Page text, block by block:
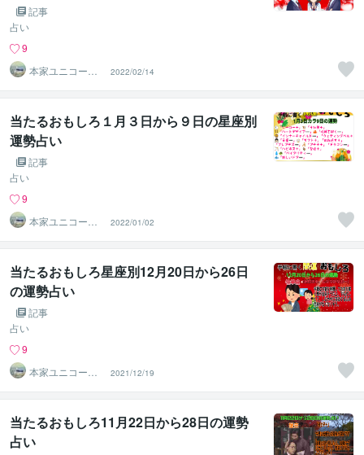
記事
占い
9
本家ユニコーン
の使者桜10周年
ありがとう
2022/02/14
当たるおもしろ１月３日から９日の星座別
運勢占い
記事
占い
9
本家ユニコーン
の使者桜10周年
ありがとう
2022/01/02
当たるおもしろ星座別12月20日から26日
の運勢占い
記事
占い
9
本家ユニコーン
の使者桜10周年
ありがとう
2021/12/19
当たるおもしろ11月22日から28日の運勢
占い